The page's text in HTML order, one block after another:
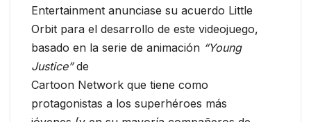
Entertainment anunciase su acuerdo Little
Orbit para el desarrollo de este videojuego,
basado en la serie de animación “Young
Justice”de
Cartoon Network que tiene como
protagonistas a los superhéroes más